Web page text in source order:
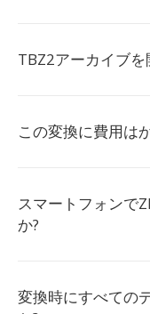
TBZ2アーカイブを
この変換に費用は
スマートフォンで
か?
変換時にすべての